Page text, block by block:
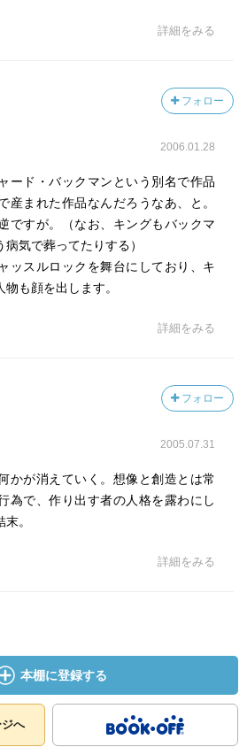
詳細をみる
フォロー
2006.01.28
ード・バックマンという別名で作品
産まれた作品なんだろうなあ、と。
ですが。（なお、キングもバックマ
気で葬ってたりする）
ッスルロックを舞台にしており、キ
も顔を出します。
詳細をみる
フォロー
2005.07.31
かが消えていく。想像と創造とは常
為で、作り出す者の人格を露わにし
。
詳細をみる
本棚に登録する
へ